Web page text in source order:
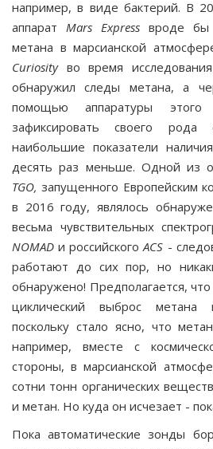
например, в виде бактерий. В
аппарат Mars Express вроде бы
метана в марсианской
Curiosityво время
обна­ружил следы метана, а
помощью аппа­ратуры этого
зафиксировать своего
наибольшие показатели
десять раз меньше. Одной из
TGO, запущенного Европейским
в 2016 году, являлось
весьма чувствительных
NOMAD и российскогоACS -
работают до сих пор, но
обнаружено! Пред­полагается, что
циклический выброс метана
поскольку стало ясно, что
например, вместе с
стороны, в марсианской
сотни тонн органических
и метан. Но куда он исчезает -
Пока автоматические зонды